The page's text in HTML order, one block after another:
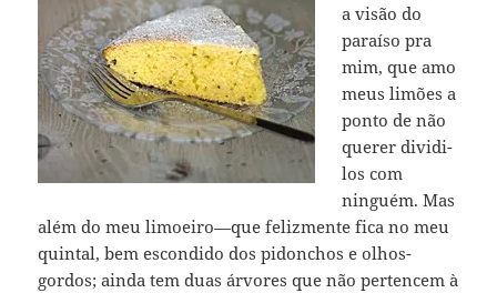
a visão do
paraíso pra
mim, que amo
meus limões a
ponto de não
querer dividi-
los com
ninguém. Mas
além do meu limoeiro—que felizmente fica no meu
quintal, bem escondido dos pidonchos e olhos-
gordos; ainda tem duas árvores que não pertencem à